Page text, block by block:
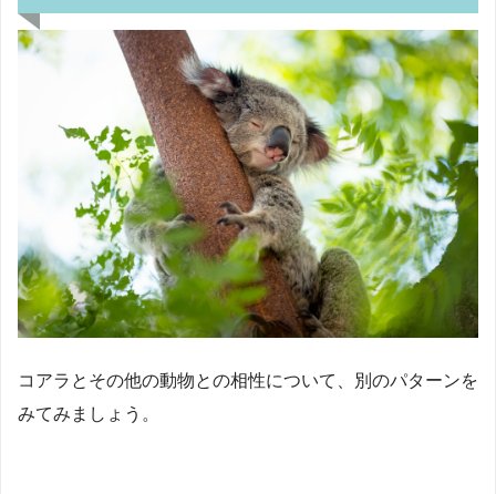
コアラとその他の動物との相性について、別のパターンを
みてみましょう。